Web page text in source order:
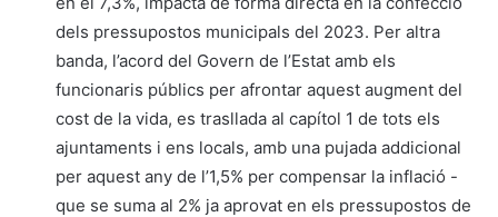
dels pressupostos municipals del 2023. Per altra
banda, l’acord del Govern de l’Estat amb els
funcionaris públics per afrontar aquest augment del
cost de la vida, es trasllada al capítol 1 de tots els
ajuntaments i ens locals, amb una pujada addicional
per aquest any de l’1,5% per compensar la inflació -
que se suma al 2% ja aprovat en els pressupostos de